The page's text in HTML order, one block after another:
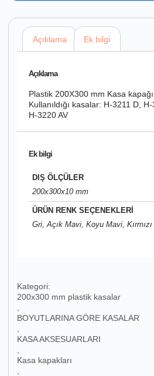
Açıklama Ek bilgi
Açıklama
Plastik 200X300 mm Kasa kapağı
Kullanıldığı kasalar: H-3211 D,
H-3220 AV
Ek bilgi
DIŞ ÖLÇÜLER
200x300x10 mm
ÜRÜN RENK SEÇENEKLERİ
Gri, Açık Mavi, Koyu Mavi, Kırmızı
Kategori:
200x300 mm plastik kasalar
BOYUTLARINA GÖRE KASALAR
KASA AKSESUARLARI
Kasa kapakları